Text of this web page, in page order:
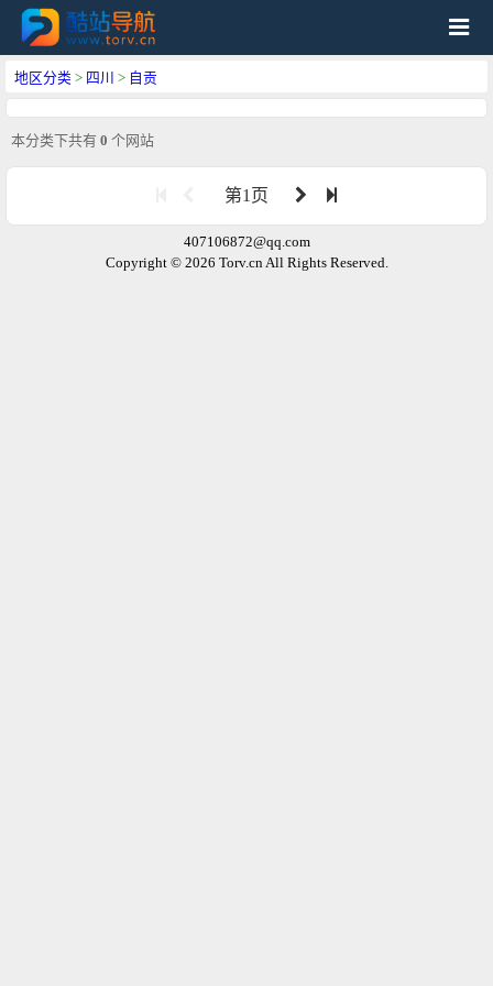
地区分类 > 四川 > 自贡
本分类下共有 0 个网站
第1页
407106872@qq.com
Copyright © 2026 Torv.cn All Rights Reserved.